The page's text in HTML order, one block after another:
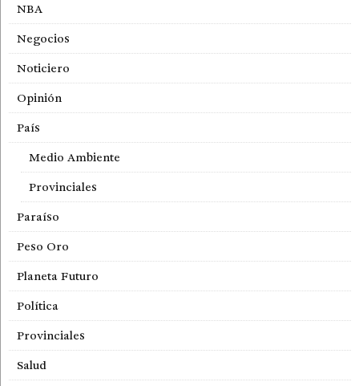
NBA
Negocios
Noticiero
Opinión
País
Medio Ambiente
Provinciales
Paraíso
Peso Oro
Planeta Futuro
Política
Provinciales
Salud